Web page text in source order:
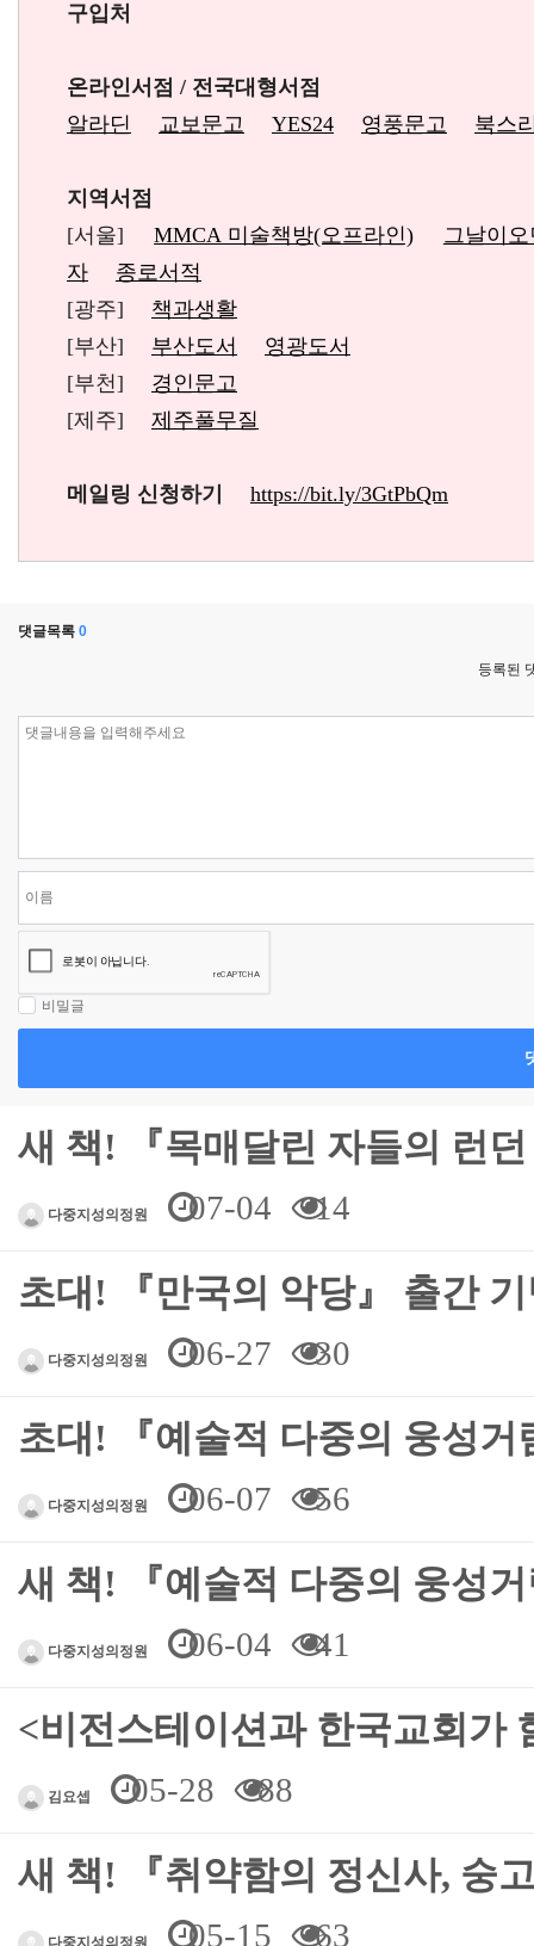
구입처
온라인서점 / 전국대형서점
알라딘
교보문고 YES24 영풍문고 북스
지역서점
[서울]MMCA 미술책방(오프라인)
그날이오
자
종로서적
[광주] 책과생활
[부산] 부산도서
영광도서
[부천] 경인문고
[제주] 제주풀무질
메일링 신청하기 https://bit.ly/3GtPbQm
댓글목록 0
등록된
비밀글
새 책! 『목매달린 자들의 런
다중지성의정원 07-04 14
초대! 『만국의 악당』 출간
다중지성의정원 06-27 30
초대! 『예술적 다중의 웅성
다중지성의정원 06-07 56
새 책! 『예술적 다중의 웅성
다중지성의정원 06-04 41
<비전스테이션과 한국교회가
김요셉 05-28 88
새 책! 『취약함의 정신사, 숭
다중지성의정원 05-15 63